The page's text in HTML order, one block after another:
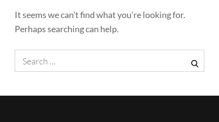
It seems we can’t find what you’re looking for.
Perhaps searching can help.